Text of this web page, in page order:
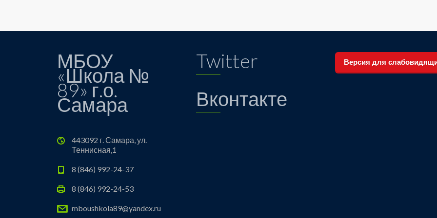
МБОУ
«Школа №
89» г.о.
Самара
443092 г. Самара, ул.
Теннисная,1
8 (846) 992-24-37
8 (846) 992-24-53
mboushkola89@yandex.ru
Twitter
Вконтакте
Версия для